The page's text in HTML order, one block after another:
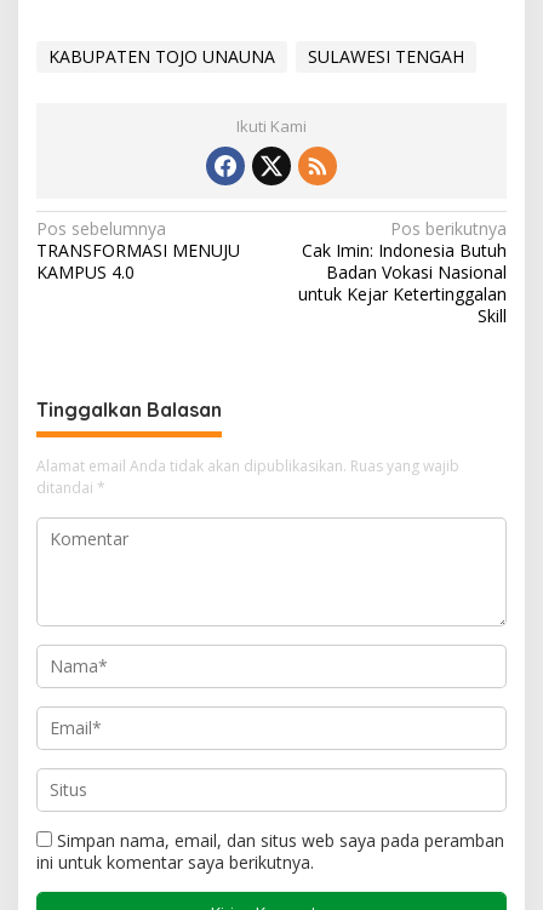
KABUPATEN TOJO UNAUNA SULAWESI TENGAH
Ikuti Kami
Navigasi
pos
Pos sebelumnya
TRANSFORMASI MENUJU
KAMPUS 4.0
Pos berikutnya
Cak Imin: Indonesia Butuh
Badan Vokasi Nasional
untuk Kejar Ketertinggalan
Skill
Tinggalkan Balasan
Alamat email Anda tidak akan dipublikasikan. Ruas yang wajib
ditandai *
Simpan nama, email, dan situs web saya pada peramban
ini untuk komentar saya berikutnya.